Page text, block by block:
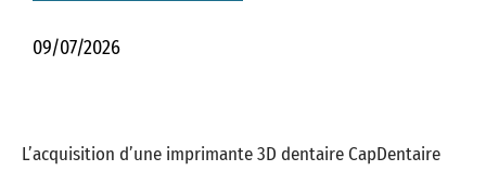
09/07/2026
L’acquisition d’une imprimante 3D dentaire CapDentaire